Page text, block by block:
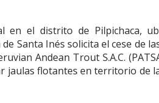
en el distrito de Pilpichaca,
Santa Inés solicita el cese de
Andean Trout S.A.C.
jaulas flotantes en territorio de